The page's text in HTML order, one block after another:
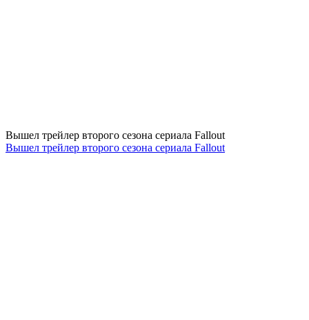
Вышел трейлер второго сезона сериала Fallout
Вышел трейлер второго сезона сериала Fallout